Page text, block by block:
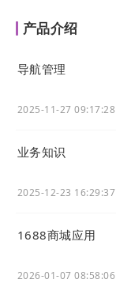
产品介绍
导航管理
2025-11-27 09:17:28
业务知识
2025-12-23 16:29:37
1688商城应用
2026-01-07 08:58:06